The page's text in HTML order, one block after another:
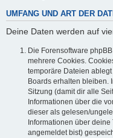
UMFANG UND ART DER
Deine Daten werden auf
Die Forensoftware
mehrere Cookies.
temporäre Dateien
Boards erhalten bleiben.
Sitzung (damit dir alle
Informationen über die
dieser als gelesen/
Informationen über
angemeldet bist)